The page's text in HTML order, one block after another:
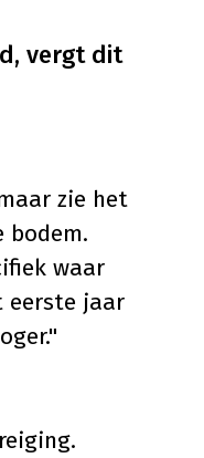
vergt dit
zie het
bodem.
waar
eerste jaar